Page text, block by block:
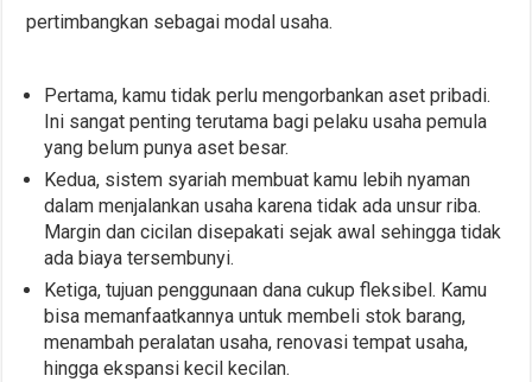
pertimbangkan sebagai modal usaha.
Pertama, kamu tidak perlu mengorbankan aset pribadi.
Ini sangat penting terutama bagi pelaku usaha pemula
yang belum punya aset besar.
Kedua, sistem syariah membuat kamu lebih nyaman
dalam menjalankan usaha karena tidak ada unsur riba.
Margin dan cicilan disepakati sejak awal sehingga tidak
ada biaya tersembunyi.
Ketiga, tujuan penggunaan dana cukup fleksibel. Kamu
bisa memanfaatkannya untuk membeli stok barang,
menambah peralatan usaha, renovasi tempat usaha,
hingga ekspansi kecil kecilan.